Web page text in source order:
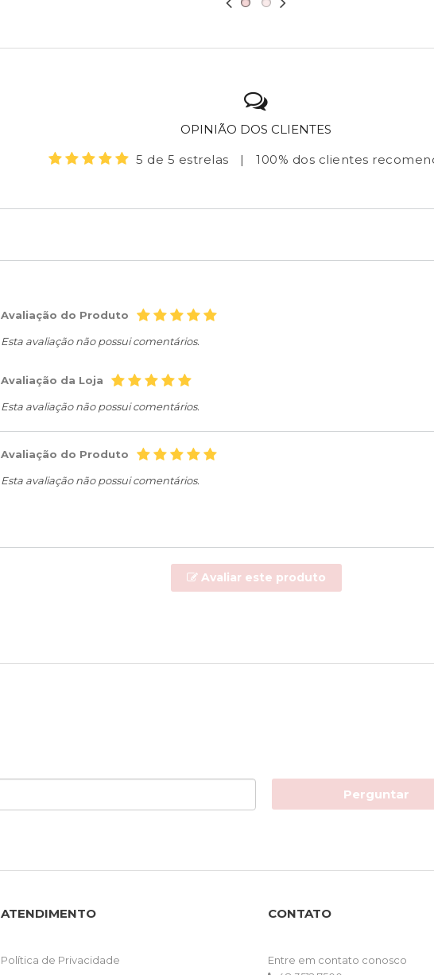
OPINIÃO DOS CLIENTES
5 de 5 estrelas
| 100% dos clientes
Avaliação do Produto
Esta avaliação não possui comentários.
Avaliação da Loja
Esta avaliação não possui comentários.
Avaliação do Produto
Esta avaliação não possui comentários.
Avaliar este produto
Perguntar
ATENDIMENTO
Política de Privacidade
CONTATO
Entre em contato conosco